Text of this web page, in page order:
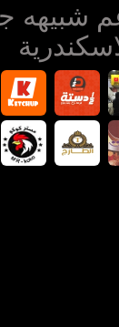
شبيهه